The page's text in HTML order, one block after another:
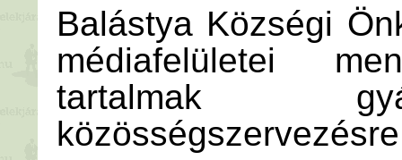
Balástya Községi
médiafelületei
tartalmak
közösségszervezésre